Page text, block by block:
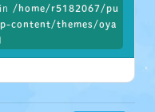
/home/r5182067/pu
content/themes/oya